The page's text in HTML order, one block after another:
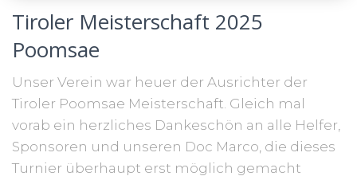
Tiroler Meisterschaft 2025
Poomsae
Unser Verein war heuer der Ausrichter der
Tiroler Poomsae Meisterschaft. Gleich mal
vorab ein herzliches Dankeschön an alle Helfer,
Sponsoren und unseren Doc Marco, die dieses
Turnier überhaupt erst möglich gemacht